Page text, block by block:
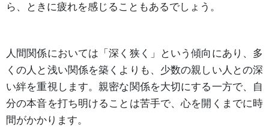
ら、ときに疲れを感じることもあるでしょう。
人間関係においては「深く狭く」という傾向にあり、多
くの人と浅い関係を築くよりも、少数の親しい人との深
い絆を重視します。親密な関係を大切にする一方で、自
分の本音を打ち明けることは苦手で、心を開くまでに時
間がかかります。